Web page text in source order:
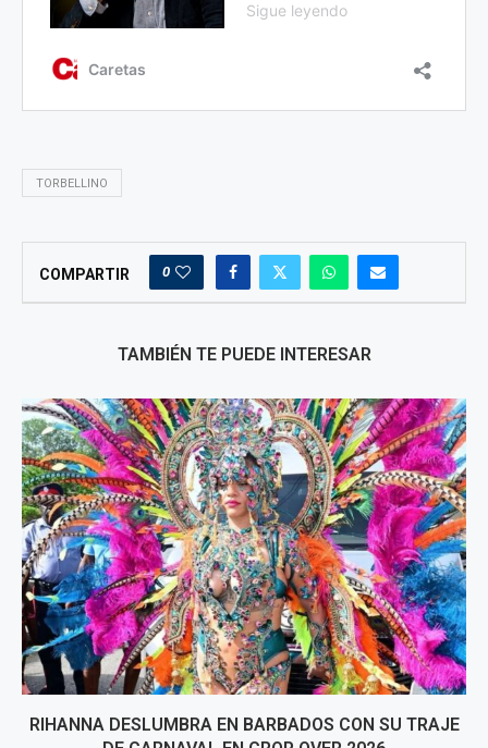
TORBELLINO
COMPARTIR 0
TAMBIÉN TE PUEDE INTERESAR
RIHANNA DESLUMBRA EN BARBADOS CON SU TRAJE